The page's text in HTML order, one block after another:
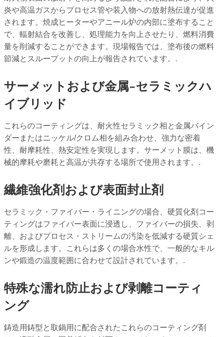
炎や高温ガスからプロセス管や装入物への放射熱伝達が促進
されます。焼成ヒーターやアニール炉の内部に塗布すること
で、輻射結合を改善し、処理能力を向上させたり、燃料消費
量を削減することができます。現場報告では、塗布後の燃料
節減とスループットの向上が報告されています。.
サーメットおよび金属-セラミックハ
イブリッド
これらのコーティングは、耐火性セラミック相と金属バイン
ダーまたはニッケル/クロム相を組み合わせ、強力な密着
性、耐摩耗性、熱安定性を実現します。サーメット膜は、機
械的摩耗や磨耗と高温が共存する場所で使用されます。.
繊維強化剤および表面封止剤
セラミック・ファイバー・ライニングの場合、硬質化剤コー
ティングはファイバー表面に浸透し、ファイバーの損失、剥
離、およびプロセス・ストリームの汚染を低減する硬質シェ
ルを形成します。これらは多くの場合水性で、一般的なキル
ンや鍛造の温度範囲に合わせて設計されています。.
特殊な濡れ防止および剥離コーティ
ング
鋳造用鋳型と取鍋用に配合されたこれらのコーティング剤